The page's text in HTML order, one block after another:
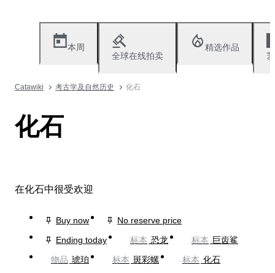
本周
全球在线拍卖
精选作品
Catawiki 考古学及自然历史 化石
化石
在化石中很受欢迎
Buy now
No reserve price
Ending today
标本 恐龙 标本 巨齿鲨
物品 琥珀 标本 斑彩螺 标本 化石